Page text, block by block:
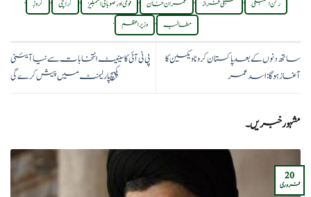
رکن اسمبلی
شبلی فراز عمران خان قومی اور صوبائی اسمبلیز کراچی کروڑٖ
مطالبہ , وزیر اعظم .
ساتھ دنوں کے بعد پاکستان کرونا ویکسین کا
آغاز ہوگا: اسد عمر
پی ٹی آئی کا سینیٹ انتخابات سے نیا آئینی
پکیچ پارلیمنٹ میں پیش کرے گی
مشہور خبریں۔
20
فروری